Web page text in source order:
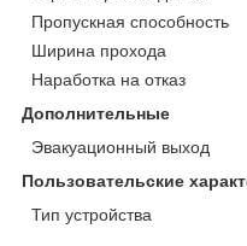
Пропускная способность
Ширина прохода
Наработка на отказ
Дополнительные
Эвакуационный выход
Пользовательские
Тип устройства